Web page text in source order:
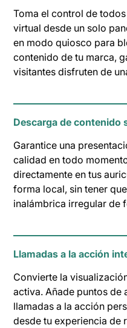
Toma el control de
virtual desde un solo
en modo quiosco para
contenido de tu marca,
visitantes disfruten de
Descarga de contenido
Garantice una
calidad en todo
directamente en tus
forma local, sin tener
inalámbrica irregular de
Llamadas a la acción
Convierte la
activa. Añade puntos de
llamadas a la acción
desde tu experiencia de